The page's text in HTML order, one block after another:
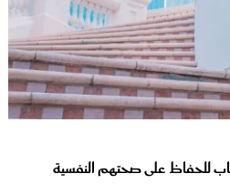
للحفاظ على صحتهم النفسية